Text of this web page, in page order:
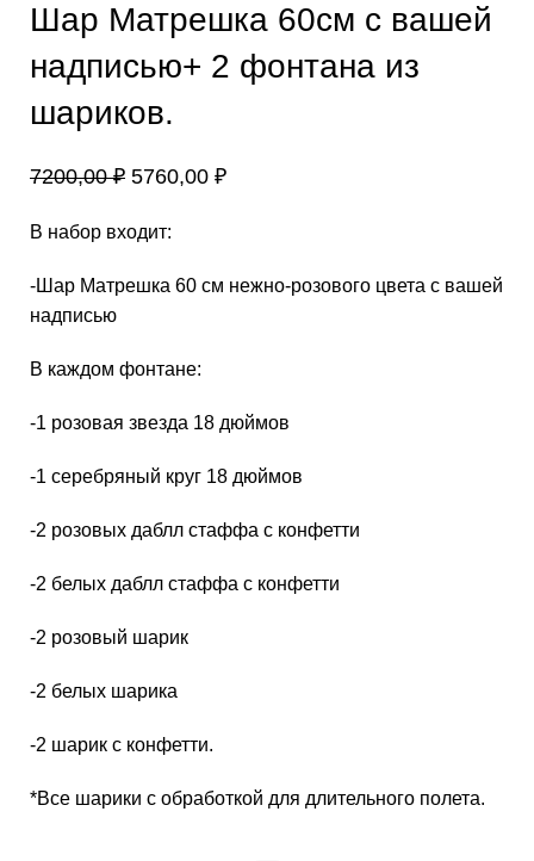
Шар Матрешка 60см с вашей
надписью+ 2 фонтана из
шариков.
7200,00₽ 5760,00 ₽
В набор входит:
-Шар Матрешка 60 см нежно-розового цвета с вашей
надписью
В каждом фонтане:
-1 розовая звезда 18 дюймов
-1 серебряный круг 18 дюймов
-2 розовых даблл стаффа с конфетти
-2 белых даблл стаффа с конфетти
-2 розовый шарик
-2 белых шарика
-2 шарик с конфетти.
*Все шарики с обработкой для длительного полета.